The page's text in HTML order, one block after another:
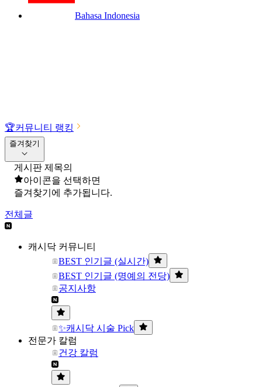
Bahasa Indonesia
🏆커뮤니티 랭킹
즐겨찾기
게시판 제목의
아이콘을 선택하면
즐겨찾기에 추가됩니다.
전체글
캐시닥 커뮤니티
BEST 인기글 (실시간)
BEST 인기글 (명예의 전당)
공지사항
✨캐시닥 시술 Pick
전문가 칼럼
건강 칼럼